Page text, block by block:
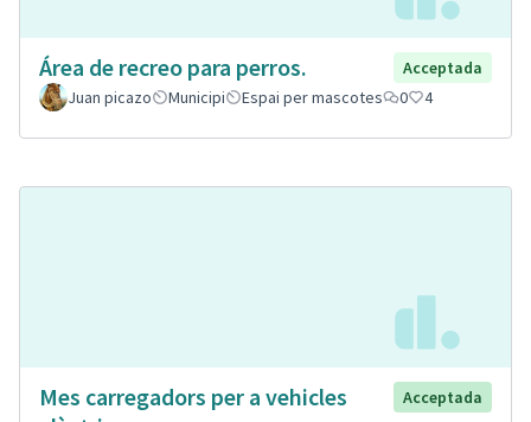
Área de recreo para perros.
Acceptada
Juan picazo
Municipi Espai per mascotes 0 4
Mes carregadors per a vehicles
Acceptada